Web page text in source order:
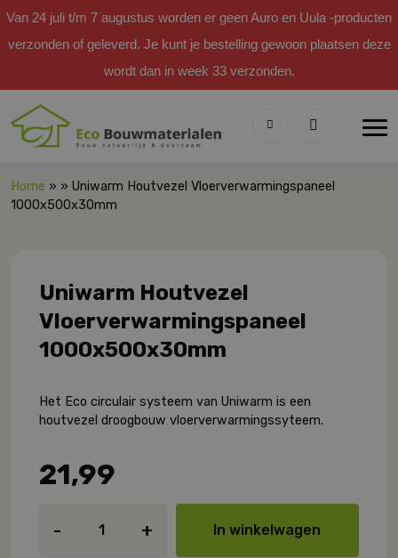
Van 24 juli t/m 7 augustus worden er geen Auro en Uula -producten
verzonden of geleverd. Je kunt je bestelling gewoon plaatsen deze
wordt dan in week 33 verzonden.
Home » » Uniwarm Houtvezel Vloerverwarmingspaneel
1000x500x30mm
Uniwarm Houtvezel
Vloerverwarmingspaneel
1000x500x30mm
Het Eco circulair systeem van Uniwarm is een
houtvezel droogbouw vloerverwarmingssyteem.
21,99
-
Houtvezel
+ In winkelwagen